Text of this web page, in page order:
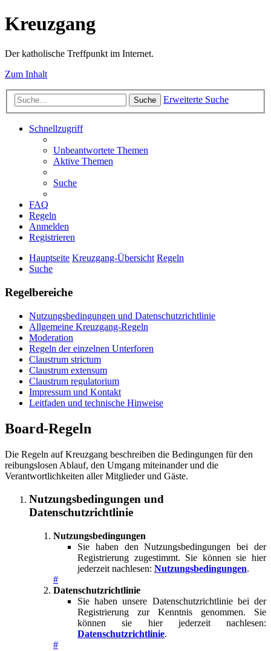
Kreuzgang
Der katholische Treffpunkt im Internet.
Zum Inhalt
Suche Erweiterte Suche
Schnellzugriff
Unbeantwortete Themen
Aktive Themen
Suche
FAQ
Regeln
Anmelden
Registrieren
Hauptseite Kreuzgang-Übersicht Regeln
Suche
Regelbereiche
Nutzungsbedingungen und Datenschutzrichtlinie
Allgemeine Kreuzgang-Regeln
Moderation
Regeln der einzelnen Unterforen
Claustrum strictum
Claustrum extensum
Claustrum regulatorium
Impressum und Kontakt
Leitfaden und technische Hinweise
Board-Regeln
Die Regeln auf Kreuzgang beschreiben die Bedingungen für den
reibungslosen Ablauf, den Umgang miteinander und die
Verantwortlichkeiten aller Mitglieder und Gäste.
Nutzungsbedingungen und
Datenschutzrichtlinie
Nutzungsbedingungen
Sie haben den Nutzungsbedingungen bei der
Registrierung zugestimmt. Sie können sie hier
jederzeit nachlesen: Nutzungsbedingungen.
#
Datenschutzrichtlinie
Sie haben unsere Datenschutzrichtlinie bei der
Registrierung zur Kenntnis genommen. Sie
können sie hier jederzeit nachlesen:
Datenschutzrichtlinie.
#